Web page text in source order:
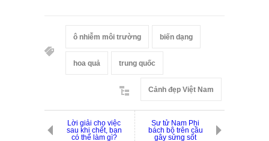
ô nhiễm môi trường biến dạng
hoa quả trung quốc
Cảnh đẹp Việt Nam
Lời giải cho việc
sau khi chết, bạn
có thể làm gì?
Sư tử Nam Phi
bách bộ trên cầu
gây sửng sốt